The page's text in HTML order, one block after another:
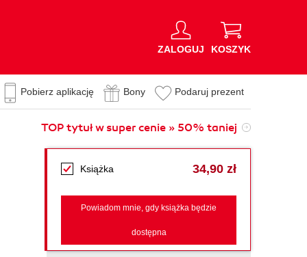
ZALOGUJ KOSZYK
Pobierz aplikację Bony Podaruj prezent
TOP tytuł w super cenie » 50% taniej
Książka 34,90 zł
Powiadom mnie, gdy książka będzie
dostępna